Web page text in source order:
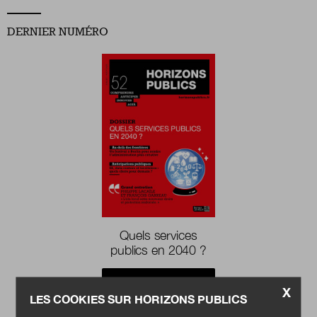
Boutique
Qui sommes-nous ?
Nous contacter
Newsletter
Renseignez votre email afin de suivre l'actualité
de la transformation publique.
DERNIER NUMÉRO
Quels services
publics en 2040 ?
X
LES COOKIES SUR HORIZONS PUBLICS